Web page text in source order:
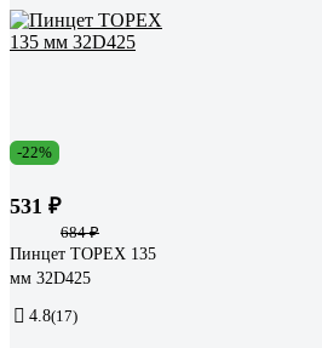
-22%
531 ₽
684 ₽
Пинцет TOPEX 135
мм 32D425
4.8(17)